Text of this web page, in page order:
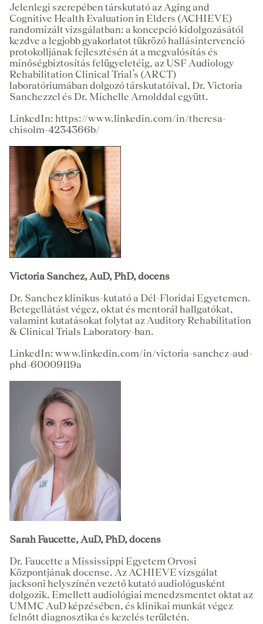
Jelenlegi szerepében társkutató az Aging and
Cognitive Health Evaluation in Elders (ACHIEVE)
randomizált vizsgálatban: a koncepció kidolgozásától
kezdve a legjobb gyakorlatot tükröző hallásintervenció
protokolljának fejlesztésén át a megvalósítás és
minőségbiztosítás felügyeletéig, az USF Audiology
Rehabilitation Clinical Trial’s (ARCT)
laboratóriumában dolgozó társkutatóival, Dr. Victoria
Sanchezzel és Dr. Michelle Arnolddal együtt.
LinkedIn: https://www.linkedin.com/in/theresa-
chisolm-4234366b/
Victoria Sanchez, AuD, PhD, docens
Dr. Sanchez klinikus-kutató a Dél-Floridai Egyetemen.
Betegellátást végez, oktat és mentorál hallgatókat,
valamint kutatásokat folytat az Auditory Rehabilitation
& Clinical Trials Laboratory-ban.
LinkedIn: www.linkedin.com/in/victoria-sanchez-aud-
phd-60009119a
Sarah Faucette, AuD, PhD, docens
Dr. Faucette a Mississippi Egyetem Orvosi
Központjának docense. Az ACHIEVE vizsgálat
jacksoni helyszínén vezető kutató audiológusként
dolgozik. Emellett audiológiai menedzsmentet oktat az
UMMC AuD képzésében, és klinikai munkát végez
felnőtt diagnosztika és kezelés területén.